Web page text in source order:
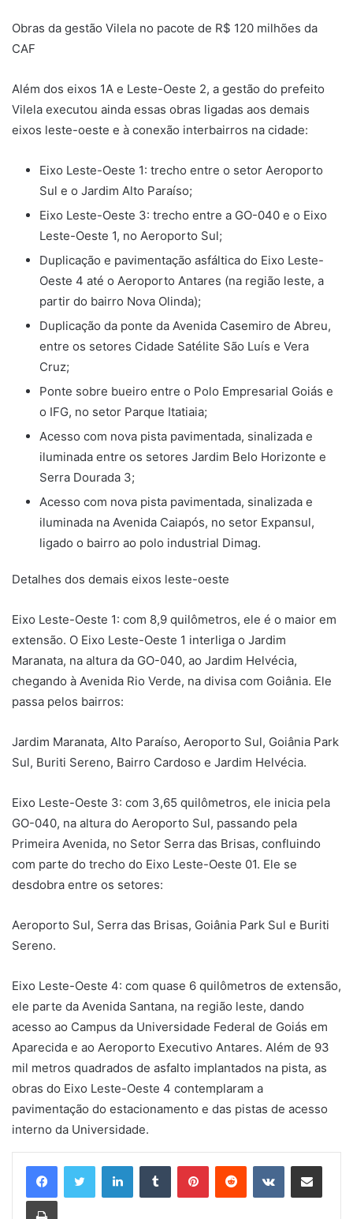
Obras da gestão Vilela no pacote de R$ 120 milhões da
CAF
Além dos eixos 1A e Leste-Oeste 2, a gestão do prefeito
Vilela executou ainda essas obras ligadas aos demais
eixos leste-oeste e à conexão interbairros na cidade:
Eixo Leste-Oeste 1: trecho entre o setor Aeroporto
Sul e o Jardim Alto Paraíso;
Eixo Leste-Oeste 3: trecho entre a GO-040 e o Eixo
Leste-Oeste 1, no Aeroporto Sul;
Duplicação e pavimentação asfáltica do Eixo Leste-
Oeste 4 até o Aeroporto Antares (na região leste, a
partir do bairro Nova Olinda);
Duplicação da ponte da Avenida Casemiro de Abreu,
entre os setores Cidade Satélite São Luís e Vera
Cruz;
Ponte sobre bueiro entre o Polo Empresarial Goiás e
o IFG, no setor Parque Itatiaia;
Acesso com nova pista pavimentada, sinalizada e
iluminada entre os setores Jardim Belo Horizonte e
Serra Dourada 3;
Acesso com nova pista pavimentada, sinalizada e
iluminada na Avenida Caiapós, no setor Expansul,
ligado o bairro ao polo industrial Dimag.
Detalhes dos demais eixos leste-oeste
Eixo Leste-Oeste 1: com 8,9 quilômetros, ele é o maior em
extensão. O Eixo Leste-Oeste 1 interliga o Jardim
Maranata, na altura da GO-040, ao Jardim Helvécia,
chegando à Avenida Rio Verde, na divisa com Goiânia. Ele
passa pelos bairros:
Jardim Maranata, Alto Paraíso, Aeroporto Sul, Goiânia Park
Sul, Buriti Sereno, Bairro Cardoso e Jardim Helvécia.
Eixo Leste-Oeste 3: com 3,65 quilômetros, ele inicia pela
GO-040, na altura do Aeroporto Sul, passando pela
Primeira Avenida, no Setor Serra das Brisas, confluindo
com parte do trecho do Eixo Leste-Oeste 01. Ele se
desdobra entre os setores:
Aeroporto Sul, Serra das Brisas, Goiânia Park Sul e Buriti
Sereno.
Eixo Leste-Oeste 4: com quase 6 quilômetros de extensão,
ele parte da Avenida Santana, na região leste, dando
acesso ao Campus da Universidade Federal de Goiás em
Aparecida e ao Aeroporto Executivo Antares. Além de 93
mil metros quadrados de asfalto implantados na pista, as
obras do Eixo Leste-Oeste 4 contemplaram a
pavimentação do estacionamento e das pistas de acesso
interno da Universidade.
LinkedinTumblr PinterestReddit VK Compartilhar via e-mail
Imprimir